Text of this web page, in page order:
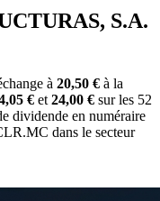
S.A.
à 20,50 € à la
€ et 24,00 € sur les 52
dividende en numéraire
dans le secteur